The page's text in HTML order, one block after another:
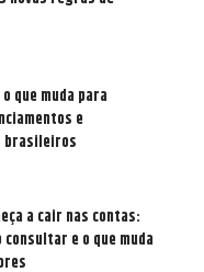
que muda para
e
brasileiros
a cair nas contas:
consultar e o que muda